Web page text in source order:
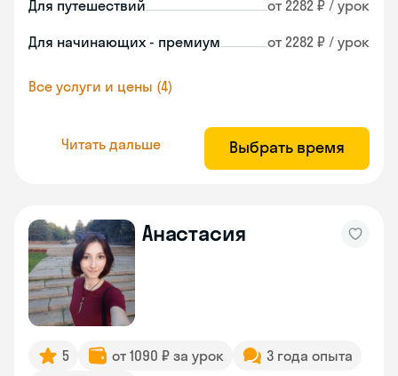
Для путешествий от 2282 ₽ / урок
Для начинающих - премиум от 2282 ₽ / урок
Все услуги и цены (4)
Читать дальше Выбрать время
Анастасия
5 от 1090 ₽ за урок
3 года опыта